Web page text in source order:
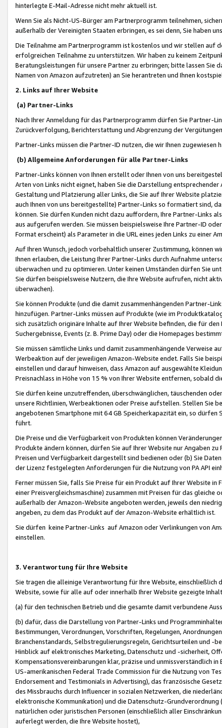
hinterlegte E-Mail-Adresse nicht mehr aktuell ist.
Wenn Sie als Nicht-US-Bürger am Partnerprogramm teilnehmen,
außerhalb der Vereinigten Staaten erbringen, es sei denn, Sie haben
Die Teilnahme am Partnerprogramm ist kostenlos und wir stellen auf
erfolgreichen Teilnahme zu unterstützen. Wir haben zu keinem
Beratungsleistungen für unsere Partner zu erbringen; bitte lassen Sie
Namen von Amazon aufzutreten) an Sie herantreten und Ihnen
2. Links auf Ihrer Website
(a) Partner-Links
Nach Ihrer Anmeldung für das Partnerprogramm dürfen Sie Partner-
Zurückverfolgung, Berichterstattung und Abgrenzung der
Partner-Links müssen die Partner-ID nutzen, die wir Ihnen zugewiesen
(b) Allgemeine Anforderungen für alle Partner-Links
Partner-Links können von Ihnen erstellt oder Ihnen von uns
Arten von Links nicht eignet, haben Sie die Darstellung
Gestaltung und Platzierung aller Links, die Sie auf Ihrer Website
auch Ihnen von uns bereitgestellte) Partner-Links so formatiert sind,
können. Sie dürfen Kunden nicht dazu auffordern, Ihre Partner-Links
aus aufgerufen werden. Sie müssen beispielsweise Ihre Partner-ID
Format erscheint) als Parameter in die URL eines jeden Links zu einer
Auf Ihren Wunsch, jedoch vorbehaltlich unserer Zustimmung, können
Ihnen erlauben, die Leistung Ihrer Partner-Links durch Aufnahme
überwachen und zu optimieren. Unter keinen Umständen dürfen Sie
Sie dürfen beispielsweise Nutzern, die Ihre Website aufrufen, nicht
überwachen).
Sie können Produkte (und die damit zusammenhängenden Partner-
hinzufügen. Partner-Links müssen auf Produkte (wie im
sich zusätzlich originäre Inhalte auf Ihrer Website befinden, die für
Suchergebnisse, Events (z. B. Prime Day) oder die Homepages
Sie müssen sämtliche Links und damit zusammenhängende
Werbeaktion auf der jeweiligen Amazon-Website endet. Falls Sie
einstellen und darauf hinweisen, dass Amazon auf ausgewählte
Preisnachlass in Höhe von 15 % von Ihrer Website entfernen, sobald
Sie dürfen keine unzutreffenden, überschwänglichen, täuschenden
unsere Richtlinien, Werbeaktionen oder Preise aufstellen. Stellen Sie
angebotenen Smartphone mit 64 GB Speicherkapazität ein, so dürfen
führt.
Die Preise und die Verfügbarkeit von Produkten können
Produkte ändern können, dürfen Sie auf Ihrer Website nur Angaben
Preisen und Verfügbarkeit dargestellt sind bedienen oder (b) Sie
der Lizenz festgelegten Anforderungen für die Nutzung von PA API
Ferner müssen Sie, falls Sie Preise für ein Produkt auf Ihrer Website
einer Preisvergleichsmaschine) zusammen mit Preisen für das
außerhalb der Amazon-Website angeboten werden, jeweils den
angeben, zu dem das Produkt auf der Amazon-Website erhältlich ist.
Sie dürfen keine Partner-Links auf Amazon oder Verlinkungen von
einstellen.
3. Verantwortung für Ihre Website
Sie tragen die alleinige Verantwortung für Ihre Website,
Website, sowie für alle auf oder innerhalb Ihrer Website gezeigte
(a) für den technischen Betrieb und die gesamte damit verbundene
(b) dafür, dass die Darstellung von Partner-Links und
Bestimmungen, Verordnungen, Vorschriften, Regelungen,
Branchenstandards, Selbstregulierungsregeln, Gerichtsurteilen und -
Hinblick auf elektronisches Marketing, Datenschutz und -sicherheit,
Kompensationsvereinbarungen klar, präzise und unmissverständlich
US-amerikanischen Federal Trade Commission für die Nutzung von
Endorsement and Testimonials in Advertising), das französische
des Missbrauchs durch Influencer in sozialen Netzwerken, die
elektronische Kommunikation) und die Datenschutz-
natürlichen oder juristischen Personen (einschließlich aller
auferlegt werden, die Ihre Website hostet),